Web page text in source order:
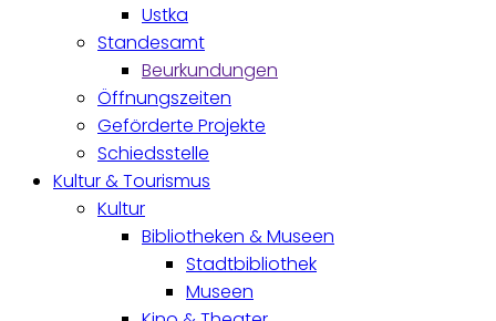
Ustka
Standesamt
Beurkundungen
Öffnungszeiten
Geförderte Projekte
Schiedsstelle
Kultur & Tourismus
Kultur
Bibliotheken & Museen
Stadtbibliothek
Museen